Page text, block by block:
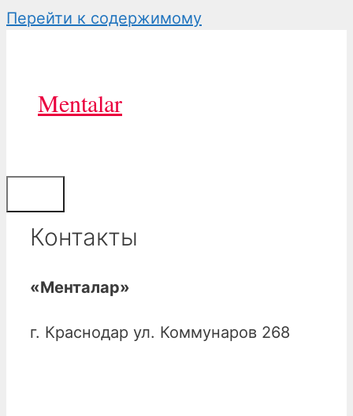
Перейти к содержимому
Mentalar
Контакты
«Менталар»
г. Краснодар ул. Коммунаров 268